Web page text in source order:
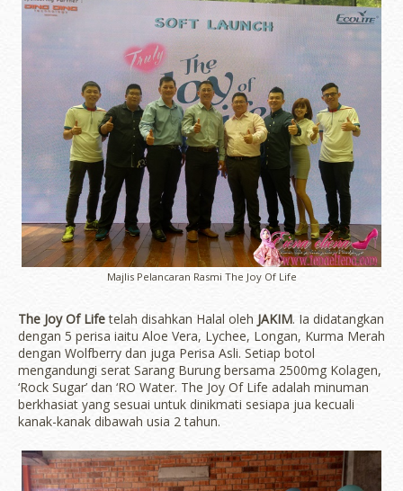
Majlis Pelancaran Rasmi The Joy Of Life
The Joy Of Lifetelah disahkan Halal oleh JAKIM. Ia didatangkan
dengan 5 perisa iaitu Aloe Vera, Lychee, Longan, Kurma Merah
dengan Wolfberry dan juga Perisa Asli. Setiap botol
mengandungi serat Sarang Burung bersama 2500mg Kolagen,
‘Rock Sugar’ dan ‘RO Water. The Joy Of Life adalah minuman
berkhasiat yang sesuai untuk dinikmati sesiapa jua kecuali
kanak-kanak dibawah usia 2 tahun.